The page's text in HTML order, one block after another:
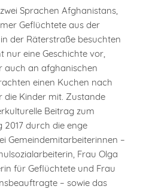
Sprachen Afghanistans,
Geflüchtete aus der
der Räterstraße besuchten
nur eine Geschichte vor,
auch an afghanischen
einen Kuchen nach
die Kinder mit. Zustande
Beitrag zum
2017 durch die enge
Gemeindemitarbeiterinnen –
Frau Olga
für Geflüchtete und Frau
– sowie das